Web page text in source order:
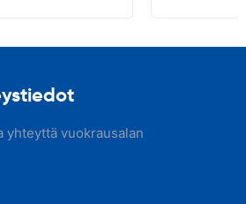
yhteyttä vuokrausalan